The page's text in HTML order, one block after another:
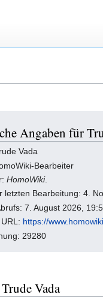
Angaben für
Vada
Bearbeiter
HomoWiki.
letzten Bearbeitung: 4.
7. August 2026,
https://
29280
Vada